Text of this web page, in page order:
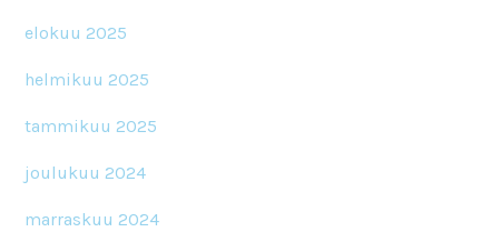
elokuu 2025
helmikuu 2025
tammikuu 2025
joulukuu 2024
marraskuu 2024